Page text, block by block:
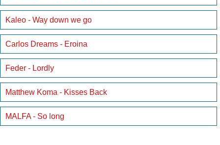
Kaleo - Way down we go
Carlos Dreams - Eroina
Feder - Lordly
Matthew Koma - Kisses Back
MALFA - So long